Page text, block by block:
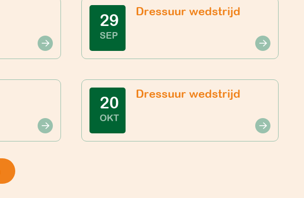
29
SEP
Dressuur wedstrijd
20
OKT
Dressuur wedstrijd